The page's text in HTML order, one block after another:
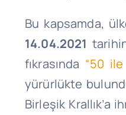
Bu kapsamda,
14.04.2021
fıkrasında “50
yürürlükte
Birleşik Krallık’a